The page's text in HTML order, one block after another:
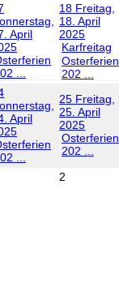
April
...
18 Freitag,
18. April
2025
Karfreitag
Osterferien
202 ...
April
...
25 Freitag,
25. April
2025
Osterferien
202 ...
2